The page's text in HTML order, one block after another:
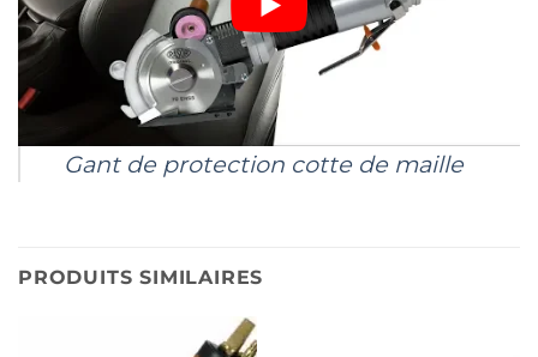
Gant de protection cotte de maille
PRODUITS SIMILAIRES